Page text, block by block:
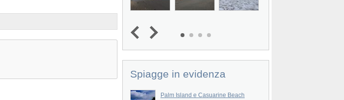
Spiagge in evidenza
Palm Island e Casuarine Beach